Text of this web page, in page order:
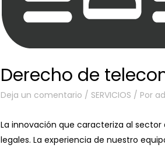
Derecho de
Deja un comentario / SERVICIOS / Por
La innovación que caracteriza al
legales. La experiencia de nuestro